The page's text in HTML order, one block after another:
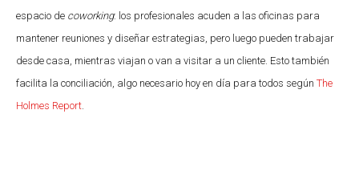
espacio de coworking: los profesionales acuden a las oficinas para
mantener reuniones y diseñar estrategias, pero luego pueden trabajar
desde casa, mientras viajan o van a visitar a un cliente. Esto también
facilita la conciliación, algo necesario hoy en día para todos según The
Holmes Report